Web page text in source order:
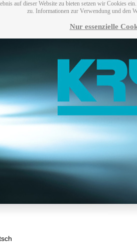
auf dieser Website zu bieten setzen wir Cookies
zu. Informationen zur Verwendung und den
Nur essenzielle